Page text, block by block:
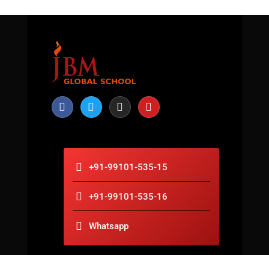
+91-99101-535-15
+91-99101-535-16
Whatsapp